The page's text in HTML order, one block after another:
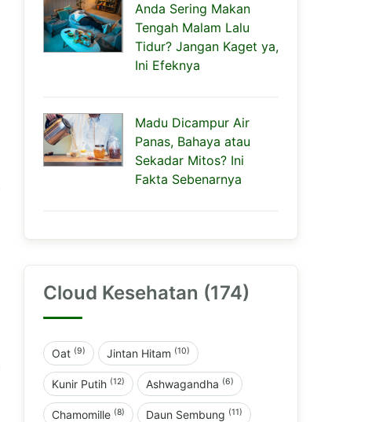
Anda Sering Makan
Tengah Malam Lalu
Tidur? Jangan Kaget ya,
Ini Efeknya
Madu Dicampur Air
Panas, Bahaya atau
Sekadar Mitos? Ini
Fakta Sebenarnya
Cloud Kesehatan (174)
Oat (9) Jintan Hitam (10)
Kunir Putih (12) Ashwagandha (6)
Chamomille (8) Daun Sembung (11)